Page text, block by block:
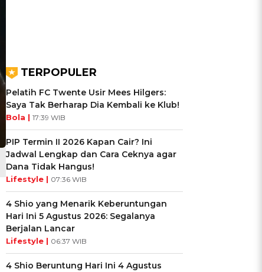
TERPOPULER
Pelatih FC Twente Usir Mees Hilgers:
Saya Tak Berharap Dia Kembali ke Klub!
Bola | 17:39 WIB
PIP Termin II 2026 Kapan Cair? Ini
Jadwal Lengkap dan Cara Ceknya agar
Dana Tidak Hangus!
Lifestyle | 07:36 WIB
4 Shio yang Menarik Keberuntungan
Hari Ini 5 Agustus 2026: Segalanya
Berjalan Lancar
Lifestyle | 06:37 WIB
4 Shio Beruntung Hari Ini 4 Agustus